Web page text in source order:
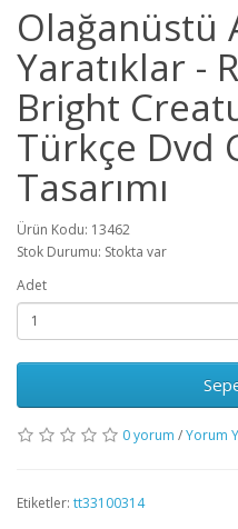
Olağanüstü
Yaratıklar -
Bright
Türkçe Dvd
Tasarımı
Ürün Kodu: 13462
Stok Durumu: Stokta var
Adet
0 yorum /Yorum
Etiketler: tt33100314